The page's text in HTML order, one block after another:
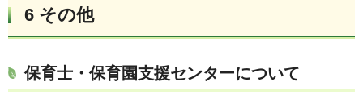
6 その他
保育士・保育園支援センターについて